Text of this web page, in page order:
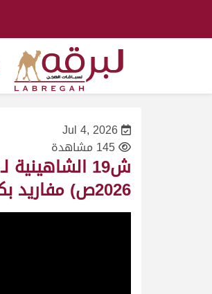
Jul 4, 2026
145 مشاهدة
2026ص) مفاريد بكار 2:58:27